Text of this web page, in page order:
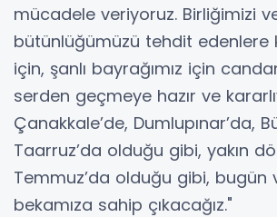
mücadele veriyoruz. Birliğimizi
bütünlüğümüzü tehdit edenlere
için, şanlı bayrağımız için
serden geçmeye hazır ve
Çanakkale’de, Dumlupınar’da,
Taarruz’da olduğu gibi, yakın
Temmuz’da olduğu gibi, bugün
bekamıza sahip çıkacağız."